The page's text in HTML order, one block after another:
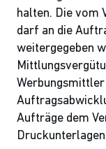
halten. Die vom
darf an die
weitergegeben
Aufträge dem